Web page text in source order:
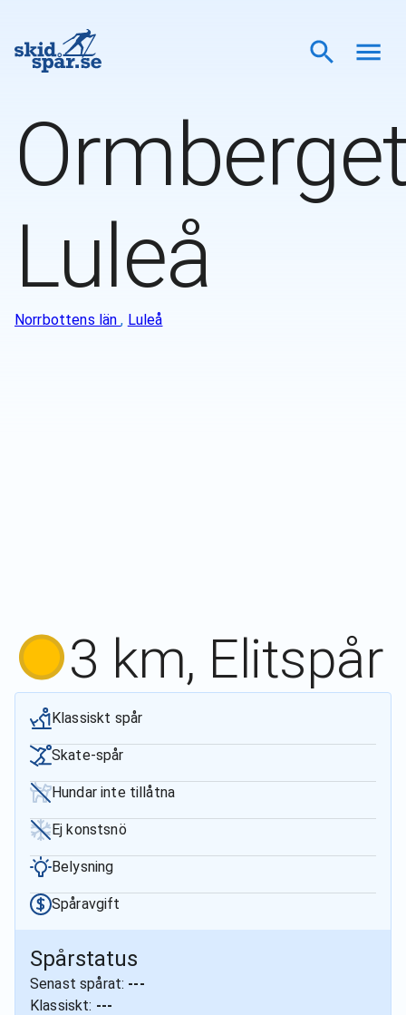
Luleå
Norrbottens län, Luleå
3 km, Elitspår
Klassiskt spår
Skate-spår
Hundar inte tillåtna
Ej konstsnö
Belysning
Spåravgift
Spårstatus
Senast spårat: ---
Klassiskt: ---